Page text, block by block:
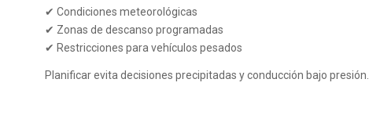
✔ Condiciones meteorológicas
✔ Zonas de descanso programadas
✔ Restricciones para vehículos pesados
Planificar evita decisiones precipitadas y conducción bajo presión.